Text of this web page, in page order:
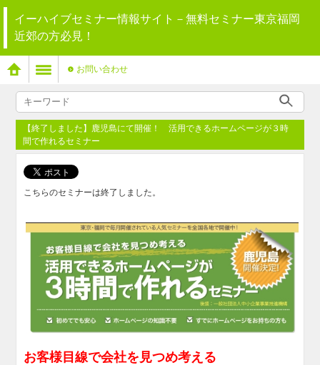
イーハイブセミナー情報サイト－無料セミナー東京福岡
近郊の方必見！
お問い合わせ
【終了しました】鹿児島にて開催！ 活用できるホームページが３時
間で作れるセミナー
こちらのセミナーは終了しました。
お客様目線で会社を見つめ考える